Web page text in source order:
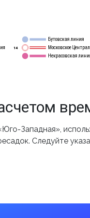
Бутовская линия
Московское
Некрасовская
14
Западная»,
Следуйте